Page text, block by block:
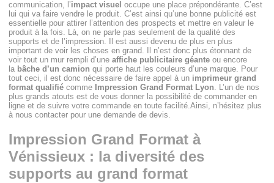
communication, l’impact visuel occupe une place prépondérante. C’est
lui qui va faire vendre le produit. C’est ainsi qu’une bonne publicité est
essentielle pour attirer l’attention des prospects et mettre en valeur le
produit à la fois. Là, on ne parle pas seulement de la qualité des
supports et de l’impression. Il est aussi devenu de plus en plus
important de voir les choses en grand. Il n’est donc plus étonnant de
voir tout un mur rempli d’uneaffiche publicitaire géante ou encore
la bâche d’un camion qui porte haut les couleurs d’une marque. Pour
tout ceci, il est donc nécessaire de faire appel à un imprimeur grand
format qualifié comme Impression Grand Format Lyon. L’un de nos
plus grands atouts est de vous donner la possibilité de commander en
ligne et de suivre votre commande en toute facilité.Ainsi, n’hésitez plus
à nous contacter pour une demande de devis.
Impression Grand Format à
Vénissieux : la diversité des
supports au grand format